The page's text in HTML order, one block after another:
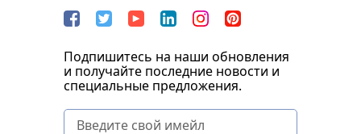
Подпишитесь на наши обновления
и получайте последние новости и
специальные предложения.